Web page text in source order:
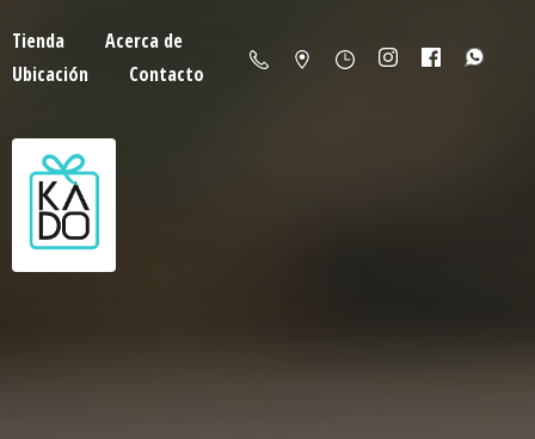
Tienda
Acerca de
Ubicación
Contacto